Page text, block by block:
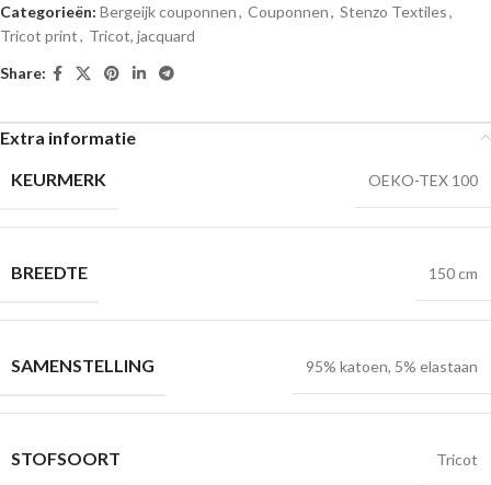
Categorieën: Bergeijk couponnen, Couponnen, Stenzo Textiles,
Tricot print, Tricot, jacquard
Share:
Extra informatie
KEURMERK
OEKO-TEX 100
BREEDTE 150 cm
SAMENSTELLING 95% katoen, 5% elastaan
STOFSOORT Tricot